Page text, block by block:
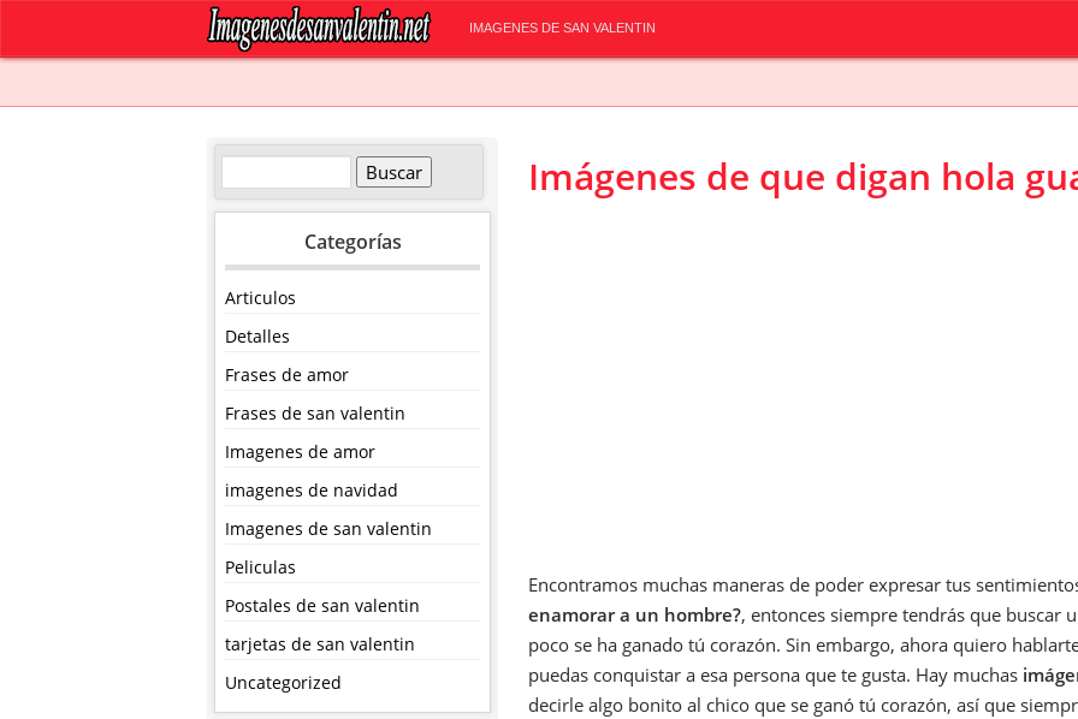
IMAGENES DE SAN VALENTIN
Categorías
Articulos
Detalles
Frases de amor
Frases de san valentin
Imagenes de amor
imagenes de navidad
Imagenes de san valentin
Peliculas
Postales de san valentin
tarjetas de san valentin
Uncategorized
Imágenes de que digan hola
Encontramos muchas maneras de poder expresar tus
enamorar a un hombre?, entonces siempre tendrás que buscar
poco se ha ganado tú corazón. Sin embargo, ahora quiero
puedas conquistar a esa persona que te gusta. Hay muchas
decirle algo bonito al chico que se ganó tú corazón, así que